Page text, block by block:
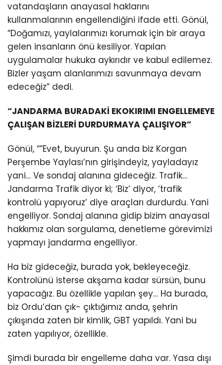
vatandaşların anayasal haklarını
kullanmalarının engellendiğini ifade etti. Gönül,
“Doğamızı, yaylalarımızı korumak için bir araya
gelen insanların önü kesiliyor. Yapılan
uygulamalar hukuka aykırıdır ve kabul edilemez.
Bizler yaşam alanlarımızı savunmaya devam
edeceğiz” dedi.
“JANDARMA BURADAKİ EKOKIRIMI ENGELLEMEYE
ÇALIŞAN BİZLERİ DURDURMAYA ÇALIŞIYOR”
Gönül, “”Evet, buyurun. Şu anda biz Korgan
Perşembe Yaylası’nın girişindeyiz, yayladayız
yani… Ve sondaj alanına gideceğiz. Trafik…
Jandarma Trafik diyor ki; ‘Biz’ diyor, ‘trafik
kontrolü yapıyoruz’ diye araçları durdurdu. Yani
engelliyor. Sondaj alanına gidip bizim anayasal
hakkımız olan sorgulama, denetleme görevimizi
yapmayı jandarma engelliyor.
Ha biz gideceğiz, burada yok, bekleyeceğiz.
Kontrolünü isterse akşama kadar sürsün, bunu
yapacağız. Bu özellikle yapılan şey… Ha burada,
biz Ordu’dan çık- çıktığımız anda, şehrin
çıkışında zaten bir kimlik, GBT yapıldı. Yani bu
zaten yapılıyor, özellikle.
Şimdi burada bir engelleme daha var. Yasa dışı